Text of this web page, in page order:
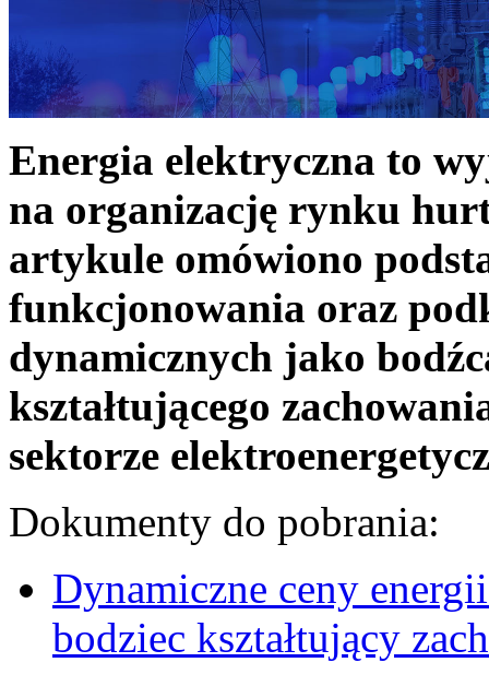
Energia elektryczna to
na organizację rynku
artykule omówiono
funkcjonowania oraz
dynamicznych jako
kształtującego
sektorze
Dokumenty do pobrania:
Dynamiczne ceny
bodziec kształtujący